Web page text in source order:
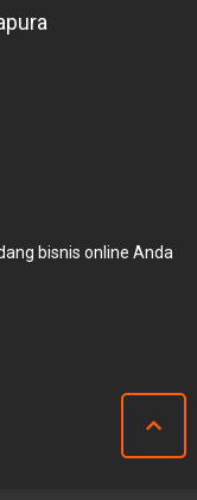
bisnis online Anda